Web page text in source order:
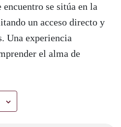
se sitúa en la
un acceso directo y
Una experiencia
el alma de